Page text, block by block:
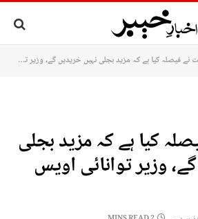
فیصلہ کیا ہے کہ مزید بجلی نہیں خریدیں گے، وزیر توانائی اویس لغاری
کیا ہے کہ مزید بجلی
وزیر توانائی اویس